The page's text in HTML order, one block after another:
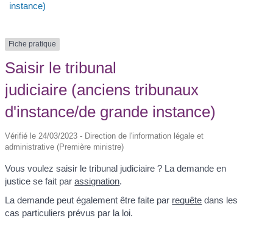
instance)
Fiche pratique
Saisir le tribunal
judiciaire (anciens tribunaux
d'instance/de grande instance)
Vérifié le 24/03/2023 - Direction de l'information légale et
administrative (Première ministre)
Vous voulez saisir le tribunal judiciaire ? La demande en
justice se fait parassignation.
La demande peut également être faite par requête dans les
cas particuliers prévus par la loi.